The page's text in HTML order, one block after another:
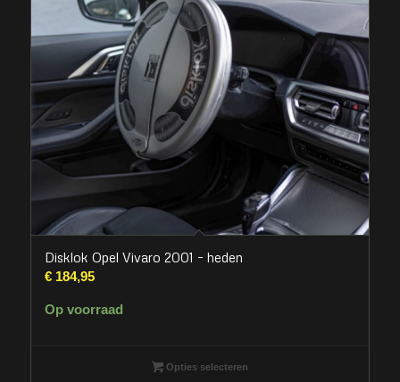
Disklok Opel Vivaro 2001 – heden
€184,95
Op voorraad
Opties selecteren